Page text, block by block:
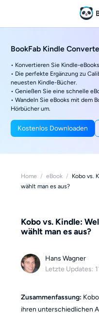
BookFab Kindle
• Konvertieren Sie Kindle-
• Die perfekte Ergänzung zu
neuesten Kindle-Bücher.
• Genießen Sie eine schnelle
• Wandeln Sie eBooks mit dem
Hörbücher um.
Kostenlos Downloaden
Home / eBook / Kobo vs.
wählt man es aus?
Kobo vs. Kindle:
wählt man es aus?
Hans Wagner
Letzte Updates:
Zusammenfassung:
ihren unterschiedlichen